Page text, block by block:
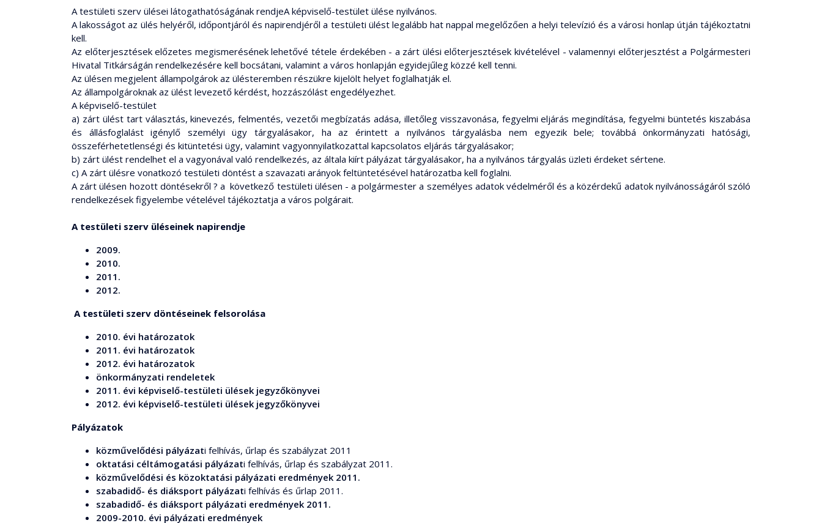
A testületi szerv ülései látogathatóságának rendjeA képviselő-testület ülése nyilvános.
A lakosságot az ülés helyéről, időpontjáról és napirendjéről a testületi ülést legalább hat nappal megelőzően a helyi televízió és a városi honlap útján tájékoztatni
kell.
Az előterjesztések előzetes megismerésének lehetővé tétele érdekében - a zárt ülési előterjesztések kivételével - valamennyi előterjesztést a Polgármesteri
Hivatal Titkárságán rendelkezésére kell bocsátani, valamint a város honlapján egyidejűleg közzé kell tenni.
Az ülésen megjelent állampolgárok az ülésteremben részükre kijelölt helyet foglalhatják el.
Az állampolgároknak az ülést levezető kérdést, hozzászólást engedélyezhet.
A képviselő-testület
a) zárt ülést tart választás, kinevezés, felmentés, vezetői megbízatás adása, illetőleg visszavonása, fegyelmi eljárás megindítása, fegyelmi büntetés kiszabása
és állásfoglalást igénylő személyi ügy tárgyalásakor, ha az érintett a nyilvános tárgyalásba nem egyezik bele; továbbá önkormányzati hatósági,
összeférhetetlenségi és kitüntetési ügy, valamint vagyonnyilatkozattal kapcsolatos eljárás tárgyalásakor;
b) zárt ülést rendelhet el a vagyonával való rendelkezés, az általa kiírt pályázat tárgyalásakor, ha a nyilvános tárgyalás üzleti érdeket sértene.
c) A zárt ülésre vonatkozó testületi döntést a szavazati arányok feltüntetésével határozatba kell foglalni.
A zárt ülésen hozott döntésekről ? a következő testületi ülésen - a polgármester a személyes adatok védelméről és a közérdekű adatok nyilvánosságáról szóló
rendelkezések figyelembe vételével tájékoztatja a város polgárait.
A testületi szerv üléseinek napirendje
2009.
2010.
2011.
2012.
A testületi szerv döntéseinek felsorolása
2010. évi határozatok
2011. évi határozatok
2012. évi határozatok
önkormányzati rendeletek
2011. évi képviselő-testületi ülések jegyzőkönyvei
2012. évi képviselő-testületi ülések jegyzőkönyvei
Pályázatok
közművelődési pályázati felhívás, űrlap és szabályzat 2011
oktatási céltámogatási pályázati felhívás, űrlap és szabályzat 2011.
közművelődési és közoktatási pályázati eredmények 2011.
szabadidő- és diáksport pályázati felhívás és űrlap 2011.
szabadidő- és diáksport pályázati eredmények 2011.
2009-2010. évi pályázati eredmények